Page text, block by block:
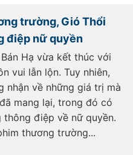
chinh-1128818.ldo
trường, Gió Thổi
điệp nữ quyền
Hạ vừa kết thúc với
vui lẫn lộn. Tuy nhiên,
nhận về những giá trị mà
mang lại, trong đó có
thông điệp về nữ quyền.
thương trường...